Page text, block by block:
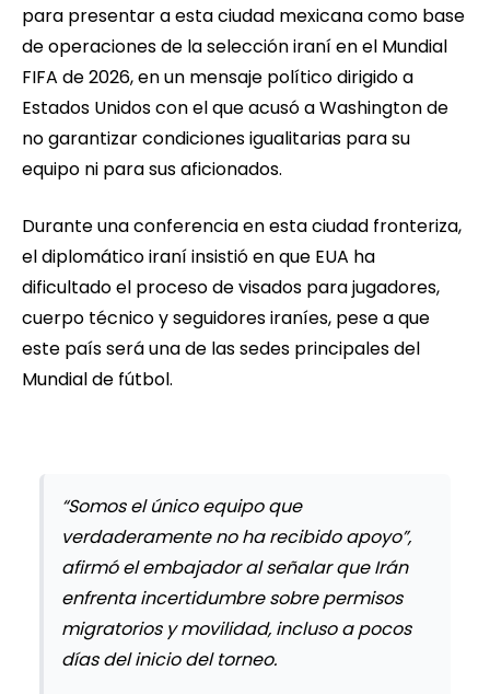
para presentar a esta ciudad mexicana como base
de operaciones de la selección iraní en el Mundial
FIFA de 2026, en un mensaje político dirigido a
Estados Unidos con el que acusó a Washington de
no garantizar condiciones igualitarias para su
equipo ni para sus aficionados.
Durante una conferencia en esta ciudad fronteriza,
el diplomático iraní insistió en que EUA ha
dificultado el proceso de visados para jugadores,
cuerpo técnico y seguidores iraníes, pese a que
este país será una de las sedes principales del
Mundial de fútbol.
“Somos el único equipo que
verdaderamente no ha recibido apoyo”,
afirmó el embajador al señalar que Irán
enfrenta incertidumbre sobre permisos
migratorios y movilidad, incluso a pocos
días del inicio del torneo.